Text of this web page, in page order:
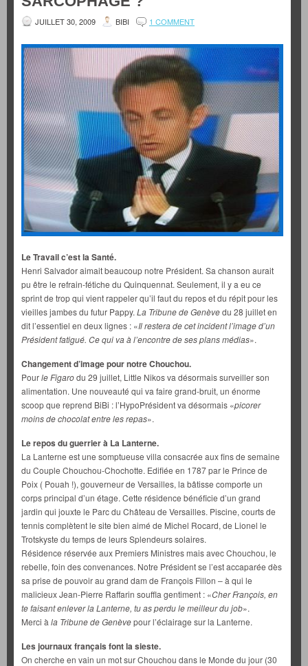
JUILLET 30, 2009 BIBI 1 COMMENT
Le Travail c’est la Santé.
Henri Salvador aimait beaucoup notre Président. Sa chanson aurait
pu être le refrain-fétiche du Quinquennat. Seulement, il y a eu ce
sprint de trop qui vient rappeler qu’il faut du repos et du répit pour les
vieilles jambes du futur Pappy. La Tribune deGenèvedu 28 juillet en
dit l’essentiel en deux lignes : «Il restera de cet incident l’image d’un
Président fatigué. Ce qui va à l’encontre de ses plans médias».
Changement d’image pour notre Chouchou.
Pourle Figarodu 29 juillet, Little Nikos va désormais surveiller son
alimentation. Une nouveauté qui va faire grand-bruit, un énorme
scoop que reprend BiBi : l’HypoPrésident va désormais «picorer
moins de chocolat entre les repas».
Le repos du guerrier à La Lanterne.
La Lanterne est une somptueuse villa consacrée aux fins de semaine
du Couple Chouchou-Chochotte. Edifiée en 1787 par le Prince de
Poix ( Pouah !), gouverneur de Versailles, la bâtisse comporte un
corps principal d’un étage. Cette résidence bénéficie d’un grand
jardin qui jouxte le Parc du Château de Versailles. Piscine, courts de
tennis complètent le site bien aimé de Michel Rocard, de Lionel le
Trotskyste du temps de leurs Splendeurs solaires.
Résidence réservée aux Premiers Ministres mais avec Chouchou, le
rebelle, foin des convenances. Notre Président se l’est accaparée dès
sa prise de pouvoir au grand dam de François Fillon – à qui le
malicieux Jean-Pierre Raffarin souffla gentiment : «Cher François, en
te faisant enlever la Lanterne, tu as perdu le meilleur du job».
Merci à la Tribune de Genèvepour l’éclairage sur la Lanterne.
Les journaux français font la sieste.
On cherche en vain un mot sur Chouchou dans le Monde du jour (30